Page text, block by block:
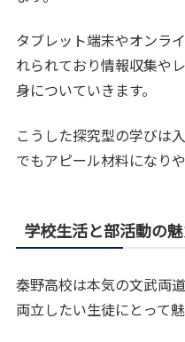
タブレット端末やオンラ
れられており情報収集や
身についていきます。
こうした探究型の学びは
でもアピール材料になり
学校生活と部活動の
秦野高校は本気の文武両
両立したい生徒にとって